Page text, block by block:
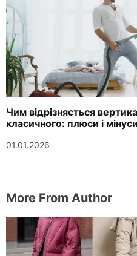
Чим відрізняється
класичного: плюси і мінуси
01.01.2026
More From Author